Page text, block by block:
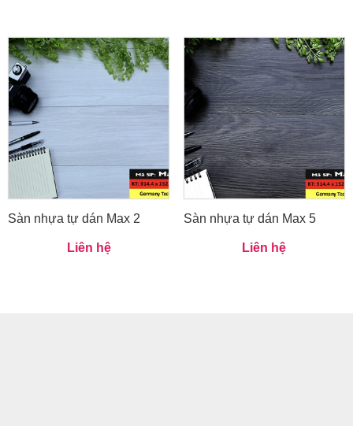
Sàn nhựa tự dán Max 2
Liên hệ
Sàn nhựa tự dán Max 5
Liên hệ